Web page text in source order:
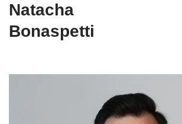
Natacha
Bonaspetti